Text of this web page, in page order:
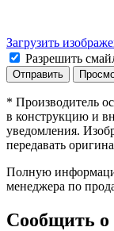
Загрузить
Разрешить
* Производитель
в конструкцию и
уведомления.
передавать
Полную
менеджера по
Сообщить о